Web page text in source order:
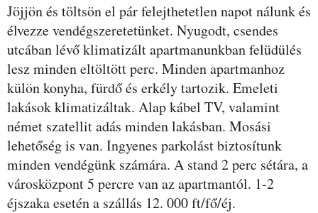
Leírás
Jöjjön és töltsön el pár felejthetetlen napot nálunk és
élvezze vendégszeretetünket. Nyugodt, csendes
utcában lévő klimatizált apartmanunkban felüdülés
lesz minden eltöltött perc. Minden apartmanhoz
külön konyha, fürdő és erkély tartozik. Emeleti
lakások klimatizáltak. Alap kábel TV, valamint
német szatellit adás minden lakásban. Mosási
lehetőség is van. Ingyenes parkolást biztosítunk
minden vendégünk számára. A stand 2 perc sétára, a
városközpont 5 percre van az apartmantól. 1-2
éjszaka esetén a szállás 12. 000 ft/fő/éj.